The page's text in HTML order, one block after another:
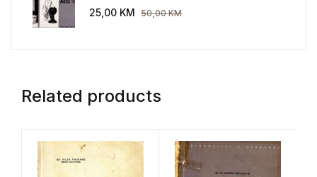
AEG 1907-1914.
25,00 KM 50,00KM
Related products